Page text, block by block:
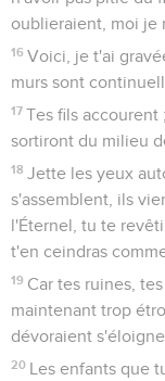
oublieraient, moi je
16 Voici, je t'ai
murs sont
17 Tes fils accourent
sortiront du milieu
18 Jette les yeux
s'assemblent, ils
l'Éternel, tu te
t'en ceindras
19 Car tes ruines,
maintenant trop
dévoraient
20 Les enfants que